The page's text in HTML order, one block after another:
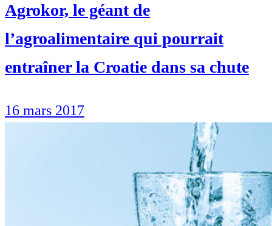
Agrokor, le géant de
l’agroalimentaire qui pourrait
entraîner la Croatie dans sa chute
16 mars 2017